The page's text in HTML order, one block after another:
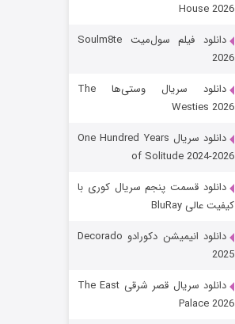
شکست استوارت در نجات جهان
قسمت۷ (زیرنویس)
House 2026
دانلود فیلم سول‌میت Soulm8te
2026
دانلود سریال وستی‌ها The
Westies 2026
دانلود سریال One Hundred Years
of Solitude 2024-2026
دانلود قسمت پنجم سریال کوری با
کیفیت عالی BluRay
دانلود انیمیشن دکورادو Decorado
2025
دانلود سریال قصر شرقی The East
Palace 2026